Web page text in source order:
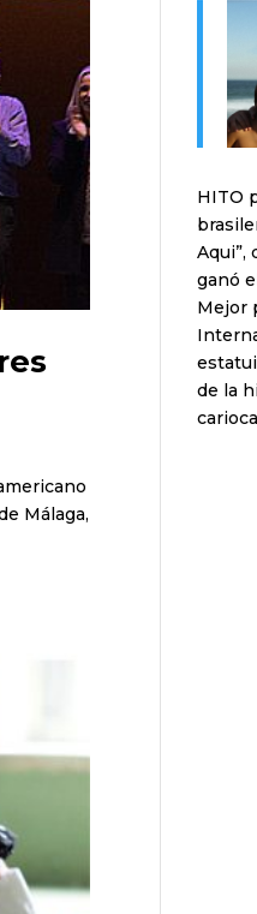
Málaga,
HITO
Aqui”,
ganó
Mejor
de la